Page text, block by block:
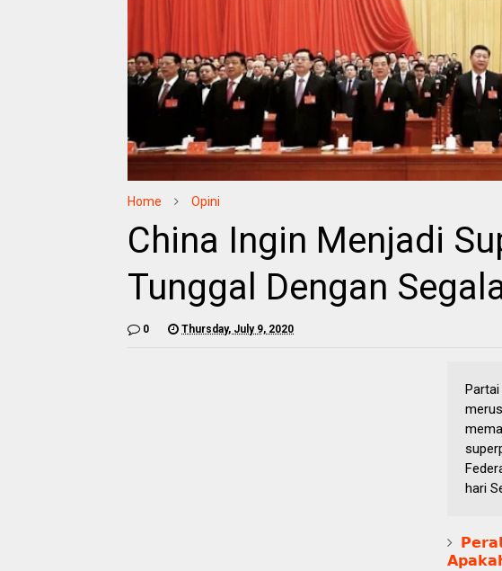
Home Opini
China Ingin Menjadi
Tunggal Dengan
0 Thursday, July 9, 2020
Partai
hari
𝗔𝗽𝗮𝗸𝗮𝗵